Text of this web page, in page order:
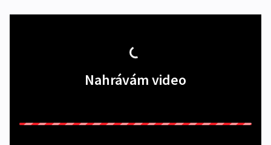
Nahrávám video